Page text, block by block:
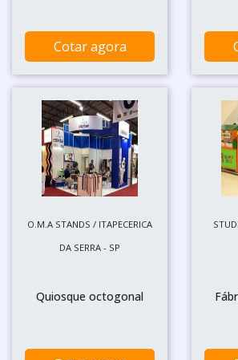
Cotar agora
O.M.A STANDS / ITAPECERICA
DA SERRA - SP
Quiosque octogonal